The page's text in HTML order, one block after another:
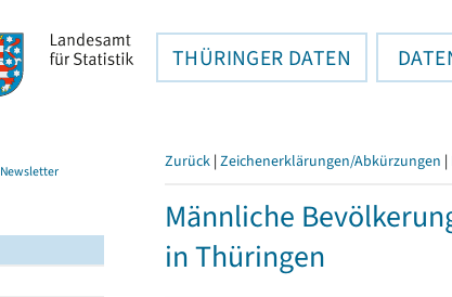
THÜRINGER DATEN
Newsletter Zurück | Zeichenerklärungen/Abkürzungen |
Männliche
in Thüringen